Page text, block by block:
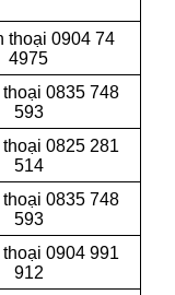
thoại 0904 74
4975
0835 748
593
0825 281
514
0835 748
593
0904 991
912